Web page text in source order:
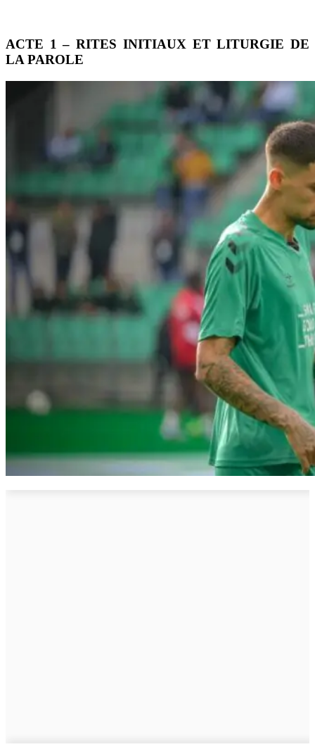
ACTE 1 – RITES INITIAUX ET LITURGIE DE
LA PAROLE